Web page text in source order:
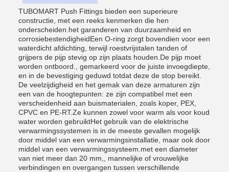
TUBOMART Push Fittings bieden een superieure
constructie, met een reeks kenmerken die hen
onderscheiden.het garanderen van duurzaamheid en
corrosiebestendigheidEen O-ring zorgt bovendien voor een
waterdicht afdichting, terwijl roestvrijstalen tanden of
grijpers de pijp stevig op zijn plaats houden.De pijp moet
worden ontboord., gemarkeerd voor de juiste invoegdiepte,
en in de bevestiging geduwd totdat deze de stop bereikt.
De veelzijdigheid en het gemak van deze armaturen zijn
een van de hoogtepunten: ze zijn compatibel met een
verscheidenheid aan buismaterialen, zoals koper, PEX,
CPVC en PE-RT.Ze kunnen zowel voor warm als voor koud
water worden gebruiktHet gebruik van de elektrische
verwarmingssystemen is in de meeste gevallen mogelijk
door middel van een verwarmingsinstallatie, maar ook door
middel van een verwarmingssysteem.met een diameter
van niet meer dan 20 mm,, mannelijke of vrouwelijke
verbindingen en overgangen tussen verschillende